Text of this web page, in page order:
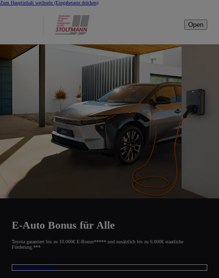
Zum Hauptinhalt wechseln (Eingabetaste drücken)
Open
E-Auto Bonus für Alle
Toyota garantiert bis zu 10.000€ E-Bonus***** und zusätzlich bis zu 6.000€ staatliche
Förderung.***
Zu unseren Angeboten